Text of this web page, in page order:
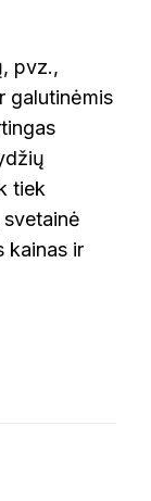
pvz.,
galutinėmis
tiek
kainas ir